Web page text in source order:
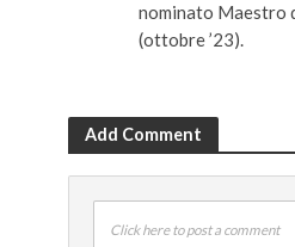
nominato Maestro
(ottobre ’23).
Add Comment
Click here to post a comment